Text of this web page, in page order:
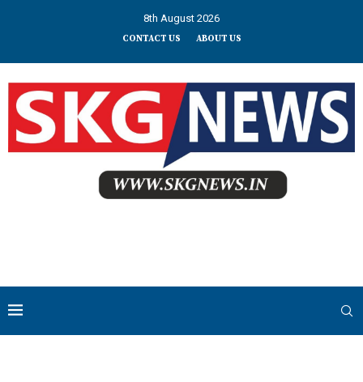
8th August 2026
CONTACT US ABOUT US